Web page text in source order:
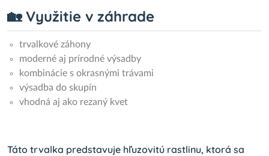
🏡 Využitie v záhrade
trvalkové záhony
moderné aj prírodné výsadby
kombinácie s okrasnými trávami
výsadba do skupín
vhodná aj ako rezaný kvet
Táto trvalka predstavuje hľuzovitú rastlinu, ktorá sa